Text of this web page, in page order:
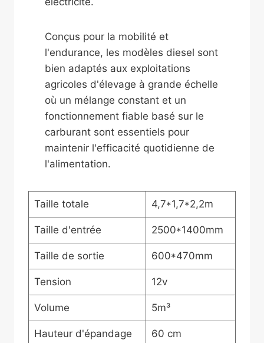
Conçus pour la mobilité et
l'endurance, les modèles diesel sont
bien adaptés aux exploitations
agricoles d'élevage à grande échelle
où un mélange constant et un
fonctionnement fiable basé sur le
carburant sont essentiels pour
maintenir l'efficacité quotidienne de
l'alimentation.
Taille totale 4,7*1,7*2,2m
Taille d'entrée 2500*1400mm
Taille de sortie 600*470mm
Tension 12v
Volume 5m³
Hauteur d'épandage 60 cm